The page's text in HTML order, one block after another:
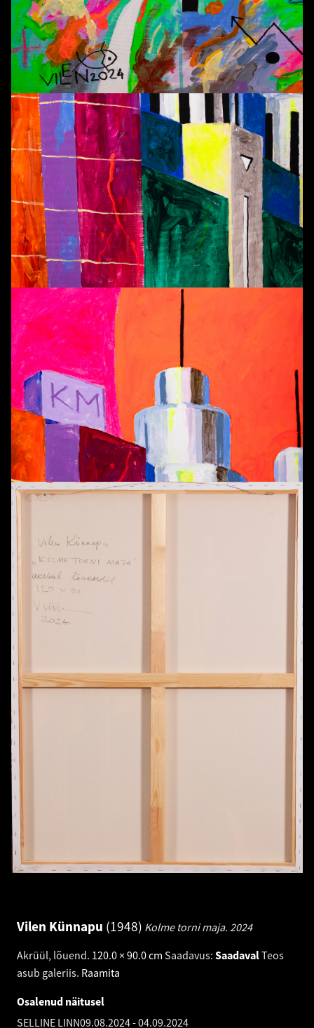
Vilen Künnapu 1948 Kolme torni maja. 2024
Akrüül, lõuend. 120.0 × 90.0 cm Saadavus: SaadavalTeos
asub galeriis. Raamita
Osalenud näitusel
SELLINE LINN09.08.2024-04.09.2024